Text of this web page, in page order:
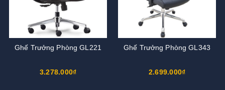
Ghế Trưởng Phòng GL221
3.278.000₫
Ghế Trưởng Phòng GL343
2.699.000₫